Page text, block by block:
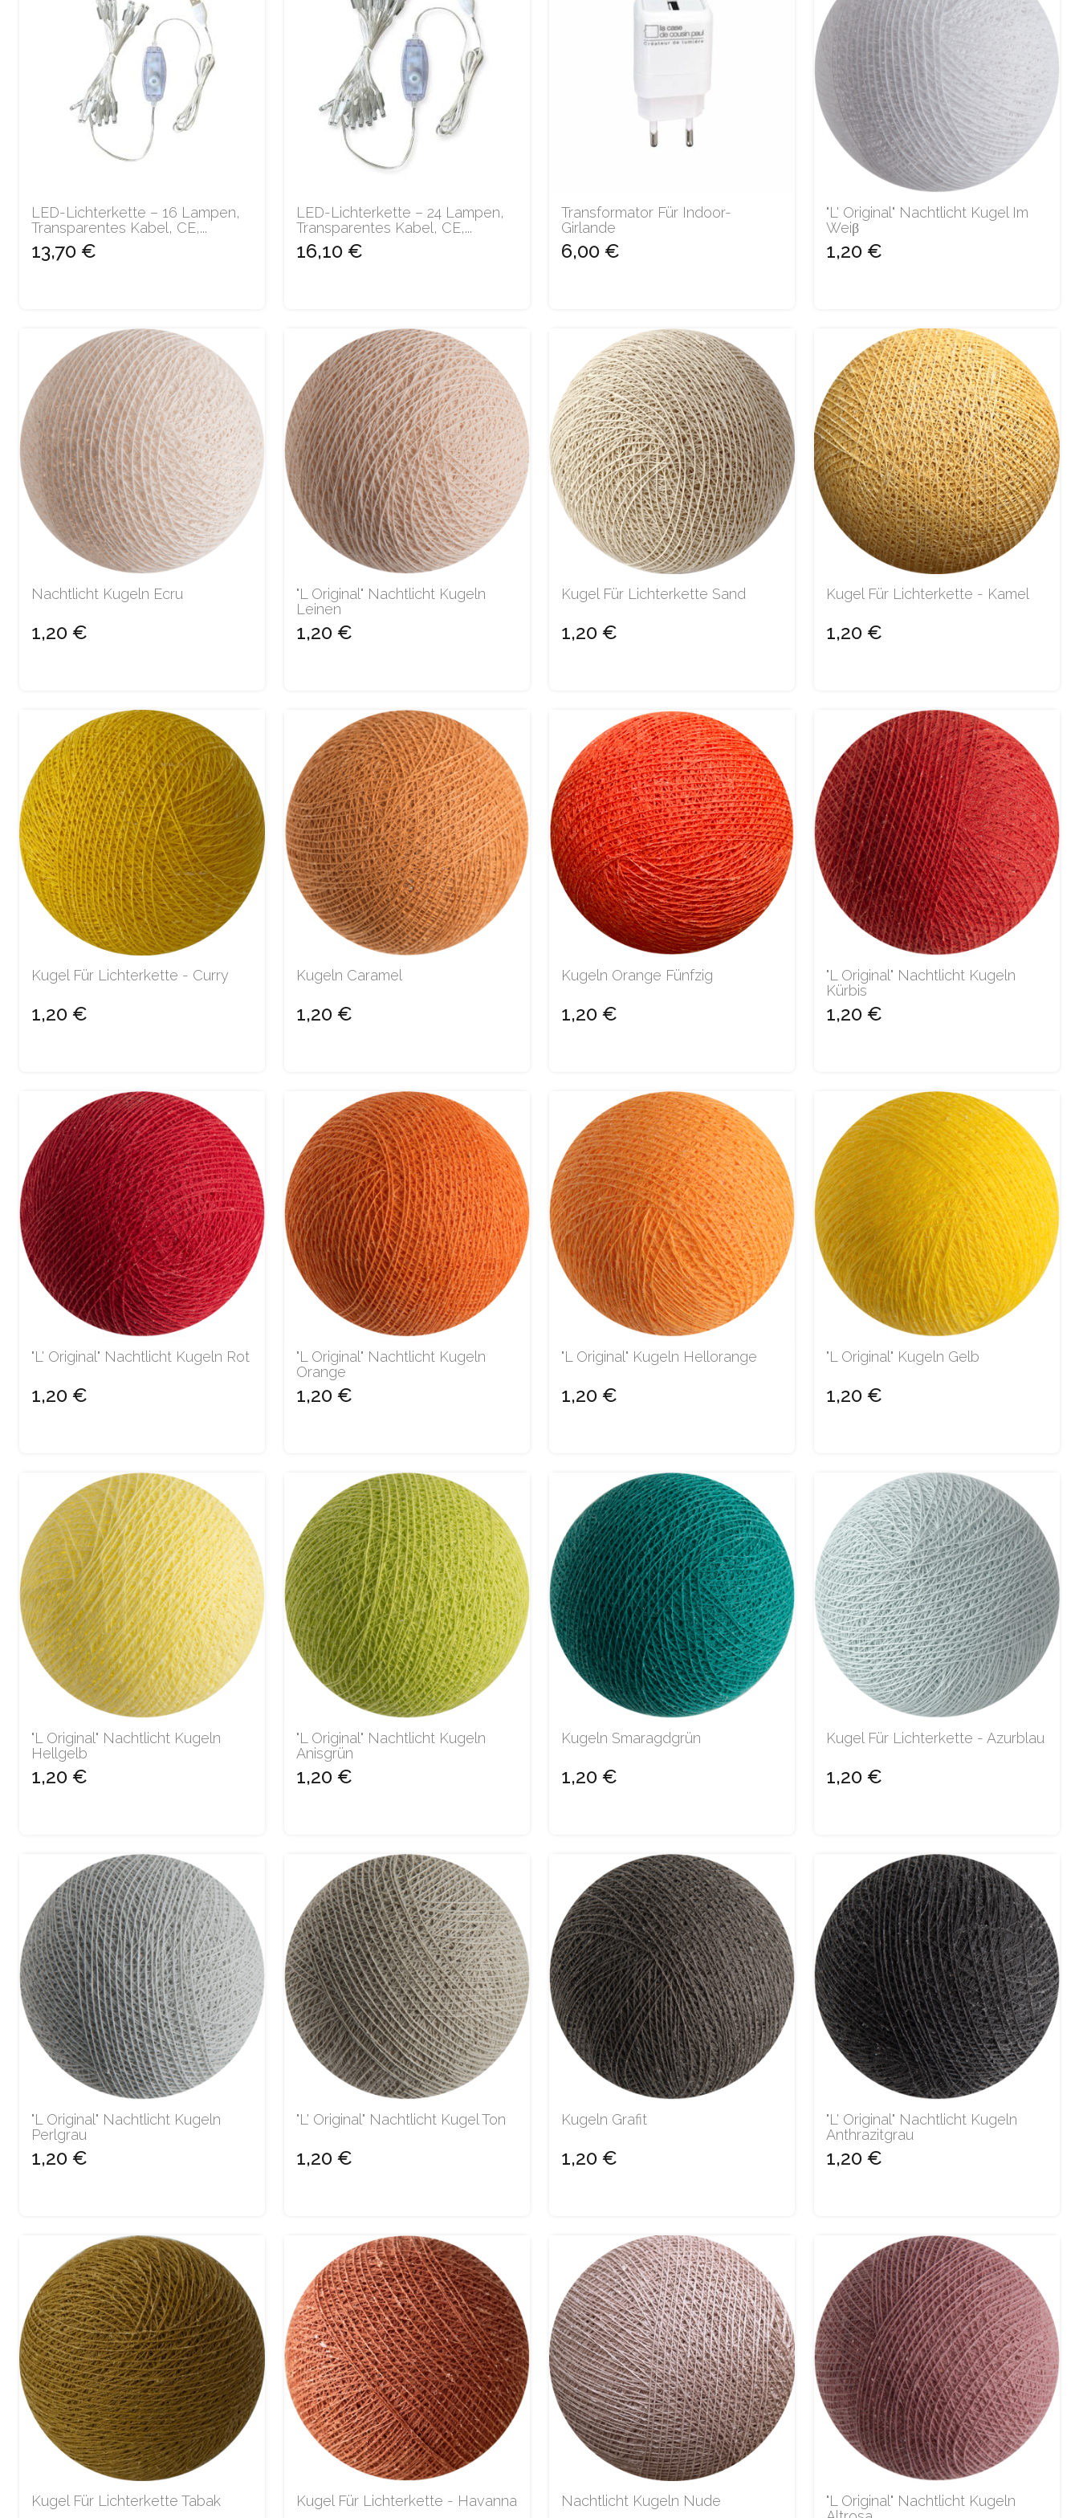
LED-Lichterkette – 16 Lampen,
Transparentes Kabel, CE,...
13,70 €
LED-Lichterkette – 24 Lampen,
Transparentes Kabel, CE,...
16,10 €
Transformator Für Indoor-
Girlande
6,00 €
"L' Original" Nachtlicht Kugel Im
Weiβ
1,20 €
Nachtlicht Kugeln Ecru
1,20 €
"L Original" Nachtlicht Kugeln
Leinen
1,20 €
Kugel Für Lichterkette Sand
1,20 €
Kugel Für Lichterkette - Kamel
1,20 €
Kugel Für Lichterkette - Curry
1,20 €
Kugeln Caramel
1,20 €
Kugeln Orange Fünfzig
1,20 €
"L Original" Nachtlicht Kugeln
Kürbis
1,20 €
"L' Original" Nachtlicht Kugeln Rot
1,20 €
"L Original" Nachtlicht Kugeln
Orange
1,20 €
"L Original" Kugeln Hellorange
1,20 €
"L Original" Kugeln Gelb
1,20 €
"L Original" Nachtlicht Kugeln
Hellgelb
1,20 €
"L Original" Nachtlicht Kugeln
Anisgrün
1,20 €
Kugeln Smaragdgrün
1,20 €
Kugel Für Lichterkette - Azurblau
1,20 €
"L Original" Nachtlicht Kugeln
Perlgrau
1,20 €
"L' Original" Nachtlicht Kugel Ton
1,20 €
Kugeln Grafit
1,20 €
"L' Original" Nachtlicht Kugeln
Anthrazitgrau
1,20 €
Kugel Für Lichterkette Tabak Kugel Für Lichterkette - Havanna Nachtlicht Kugeln Nude
"L Original" Nachtlicht Kugeln